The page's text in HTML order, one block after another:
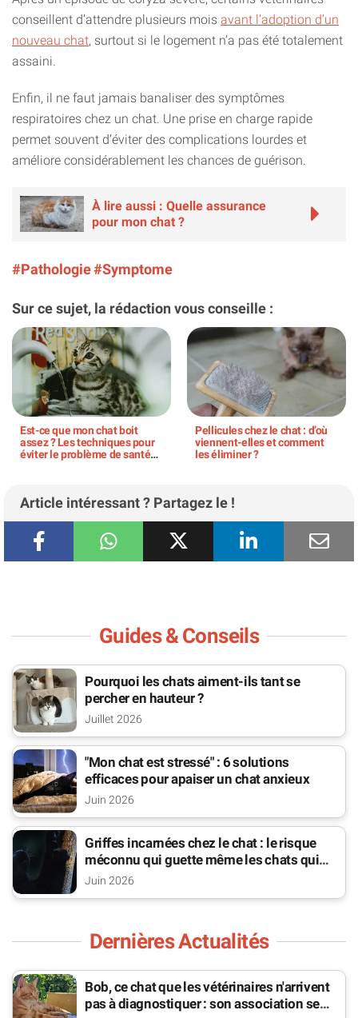
conseillent d’attendre plusieurs mois avant l’adoption d’un
nouveau chat, surtout si le logement n’a pas été totalement
assaini.
Enfin, il ne faut jamais banaliser des symptômes
respiratoires chez un chat. Une prise en charge rapide
permet souvent d’éviter des complications lourdes et
améliore considérablement les chances de guérison.
À lire aussi : Quelle assurance
pour mon chat ?
#Pathologie#Symptome
Sur ce sujet, la rédaction vous conseille :
Est-ce que mon chat boit
assez ? Les techniques pour
éviter le problème de santé
Pellicules chez le chat : d’où
viennent-elles et comment
les éliminer ?
Article intéressant ? Partagez le !
Guides & Conseils
Pourquoi les chats aiment-ils tant se
percher en hauteur ?
Juillet 2026
"Mon chat est stressé" : 6 solutions
efficaces pour apaiser un chat anxieux
Juin 2026
Griffes incarnées chez le chat : le risque
méconnu qui guette même les chats qui
sortent
Juin 2026
Dernières Actualités
Bob, ce chat que les vétérinaires n'arrivent
pas à diagnostiquer : son association se